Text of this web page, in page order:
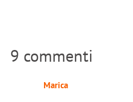
9 commenti
Marica